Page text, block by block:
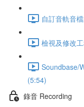
自訂音軌音
檢視及修改
Soundbase/
(5:54)
錄音 Recording